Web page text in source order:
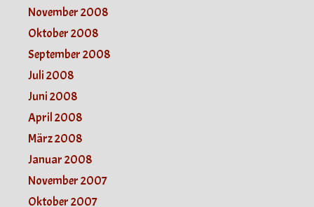
November 2008
Oktober 2008
September 2008
Juli 2008
Juni 2008
April 2008
März 2008
Januar 2008
November 2007
Oktober 2007